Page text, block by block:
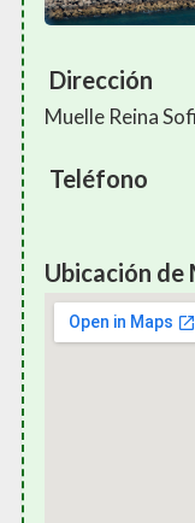
Dirección
Muelle Reina
Teléfono
Ubicación de